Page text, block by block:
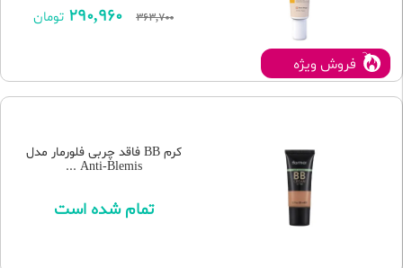
فروش ویژه
363,700
290,960 تومان
کرم BB فاقد چربی فلورمار مدل
Anti-Blemis ...
تمام شده است